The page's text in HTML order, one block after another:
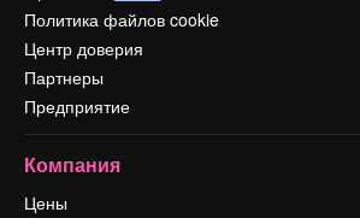
Политика файлов cookie
Центр доверия
Партнеры
Предприятие
Компания
Цены